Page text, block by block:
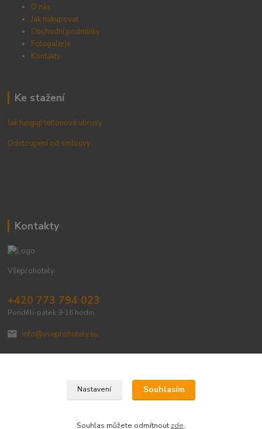
O nás
Jak nakupovat
Obchodní podmínky
Fotogalerie
Kontakty
Ke stažení
Jak fungují teflonové ubrusy
Odstoupení od smlouvy
Kontakty
Všeprohotely
+420 773 794 023
Pondělí-pátek 9-16 hodin
info@vseprohotely.eu
Upravit sběr cookies.
Nastavení Souhlasím
Souhlas můžete odmítnout zde.